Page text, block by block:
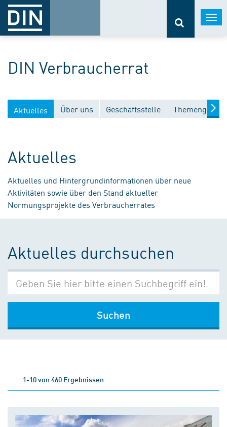
DIN Verbraucherrat
Aktuelles Über uns Geschäftsstelle
Aktuelles
Aktuelles und Hintergrundinformationen über neue
Aktivitäten sowie über den Stand aktueller
Normungsprojekte des Verbraucherrates
Aktuelles durchsuchen
Suchen
1-10 von 460 Ergebnissen